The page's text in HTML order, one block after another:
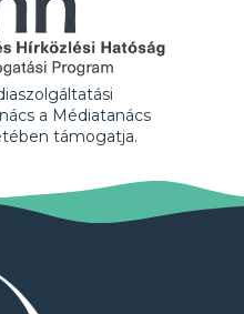
a Médiatanács
támogatja.